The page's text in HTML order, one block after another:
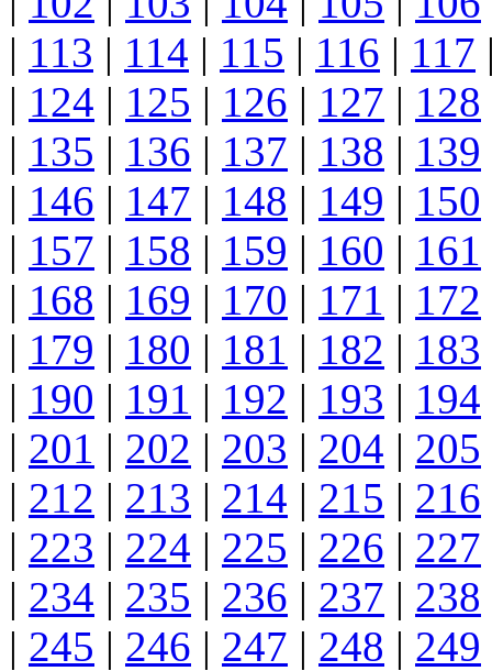
| 113 | 114 | 115 | 116 | 117
| 124 | 125 | 126 | 127 | 128
| 135 | 136 | 137 | 138 | 139
| 146 | 147 | 148 | 149 | 150
| 157 | 158 | 159 | 160 | 161
| 168 | 169 | 170 | 171 | 172
| 179 | 180 | 181 | 182 | 183
| 190 | 191 | 192 | 193 | 194
| 201 | 202 | 203 | 204 | 205
| 212 | 213 | 214 | 215 | 216
| 223 | 224 | 225 | 226 | 227
| 234 | 235 | 236 | 237 | 238
| 245 | 246 | 247 | 248 | 249